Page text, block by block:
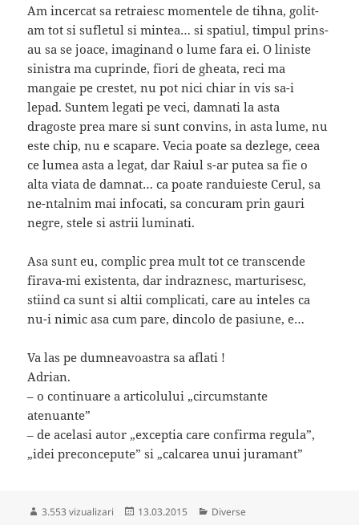
Am incercat sa retraiesc momentele de tihna, golit-
am tot si sufletul si mintea… si spatiul, timpul prins-
au sa se joace, imaginand o lume fara ei. O liniste
sinistra ma cuprinde, fiori de gheata, reci ma
mangaie pe crestet, nu pot nici chiar in vis sa-i
lepad. Suntem legati pe veci, damnati la asta
dragoste prea mare si sunt convins, in asta lume, nu
este chip, nu e scapare. Vecia poate sa dezlege, ceea
ce lumea asta a legat, dar Raiul s-ar putea sa fie o
alta viata de damnat… ca poate randuieste Cerul, sa
ne-ntalnim mai infocati, sa concuram prin gauri
negre, stele si astrii luminati.
Asa sunt eu, complic prea mult tot ce transcende
firava-mi existenta, dar indraznesc, marturisesc,
stiind ca sunt si altii complicati, care au inteles ca
nu-i nimic asa cum pare, dincolo de pasiune, e…
Va las pe dumneavoastra sa aflati !
Adrian.
– o continuare a articolului „circumstante
atenuante”
– de acelasi autor „exceptia care confirma regula”,
„idei preconcepute” si „calcarea unui juramant”
3.553 vizualizari
Publicat
13.03.2015 Categorii
Diverse